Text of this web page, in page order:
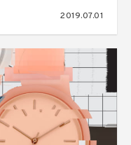
2019.07.01